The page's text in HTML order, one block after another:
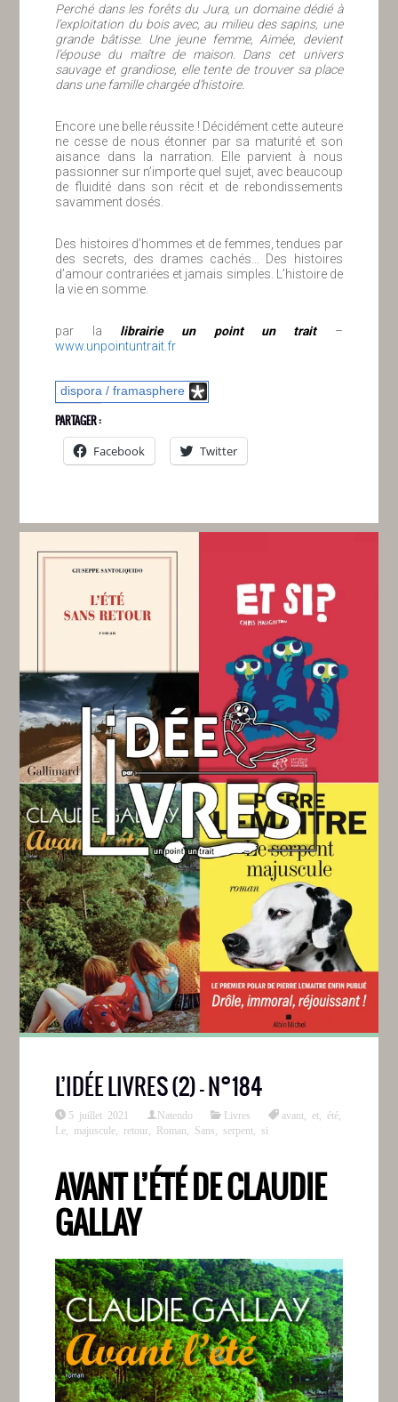
Perché dans les forêts du Jura, un domaine dédié à
l’exploitation du bois avec, au milieu des sapins, une
grande bâtisse. Une jeune femme, Aimée, devient
l’épouse du maître de maison. Dans cet univers
sauvage et grandiose, elle tente de trouver sa place
dans une famille chargée d’histoire.
Encore une belle réussite ! Décidément cette auteure
ne cesse de nous étonner par sa maturité et son
aisance dans la narration. Elle parvient à nous
passionner sur n’importe quel sujet, avec beaucoup
de fluidité dans son récit et de rebondissements
savamment dosés.
Des histoires d’hommes et de femmes, tendues par
des secrets, des drames cachés… Des histoires
d’amour contrariées et jamais simples. L’histoire de
la vie en somme.
par la librairie un point un trait–
www.unpointuntrait.fr
dispora / framasphere
PARTAGER :
Facebook
Twitter
L’IDÉE LIVRES (2) – N°184
5 juillet 2021 Natendo Livres avant ,et ,été
Le
majuscule retour Roman Sans serpent si
AVANT L’ÉTÉ DE CLAUDIE
GALLAY